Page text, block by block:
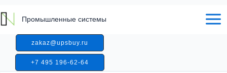
к
содержимому
Промышленные системы
zakaz@upsbuy.ru
+7 495 196-62-64